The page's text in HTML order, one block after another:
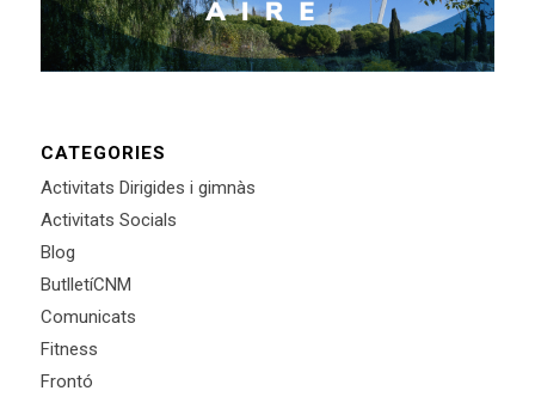
CATEGORIES
Activitats Dirigides i gimnàs
Activitats Socials
Blog
ButlletíCNM
Comunicats
Fitness
Frontó